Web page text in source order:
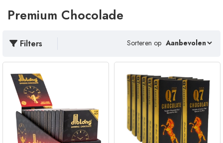
Premium Chocolade
Filters Sorteren op